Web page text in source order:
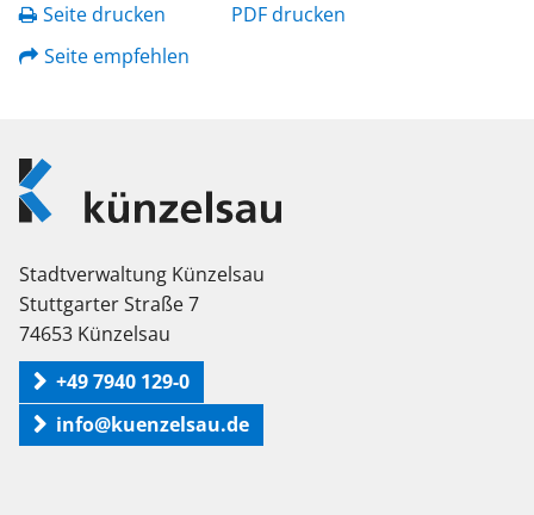
Seite drucken
PDF drucken
Seite empfehlen
Logo
Künzelsau
Stadtverwaltung Künzelsau
Stuttgarter Straße 7
74653 Künzelsau
+49 7940 129-0
info@kuenzelsau.de